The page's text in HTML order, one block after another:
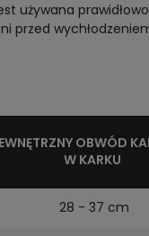
używana
przed
OBWÓD
W KARKU
28 - 37 cm